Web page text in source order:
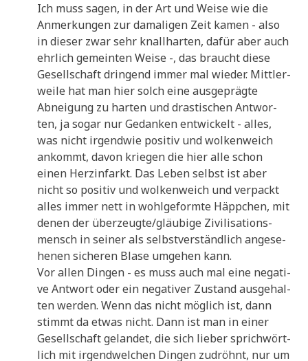
Ich muss sagen, in der Art und Wei­se wie die
Anmer­kun­gen zur dama­li­gen Zeit kamen - also
in die­ser zwar sehr knall­har­ten, dafür aber auch
ehr­lich gemein­ten Wei­se -, das braucht die­se
Gesell­schaft drin­gend immer mal wie­der. Mitt­ler­
wei­le hat man hier solch eine aus­ge­präg­te
Abnei­gung zu har­ten und dra­sti­schen Ant­wor­
ten, ja sogar nur Gedan­ken ent­wickelt - alles,
was nicht irgend­wie posi­tiv und wol­ken­weich
ankommt, davon krie­gen die hier alle schon
einen Herz­in­farkt. Das Leben selbst ist aber
nicht so posi­tiv und wol­ken­weich und ver­packt
alles immer nett in wohl­ge­form­te Häpp­chen, mit
denen der überzeugte/gläubige Zivi­li­sa­ti­ons­
mensch in sei­ner als selbst­ver­ständ­lich ange­se­
he­nen siche­ren Bla­se umge­hen kann.
Vor allen Din­gen - es muss auch mal eine nega­ti­
ve Ant­wort oder ein nega­ti­ver Zustand aus­ge­hal­
ten wer­den. Wenn das nicht mög­lich ist, dann
stimmt da etwas nicht. Dann ist man in einer
Gesell­schaft gelan­det, die sich lie­ber sprich­wört­
lich mit irgend­wel­chen Din­gen zudröhnt, nur um